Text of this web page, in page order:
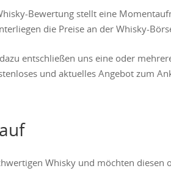
Bewertung stellt eine
die Preise an der Whisky-
entschließen uns eine oder
und aktuelles Angebot zum
Whisky und möchten diesen